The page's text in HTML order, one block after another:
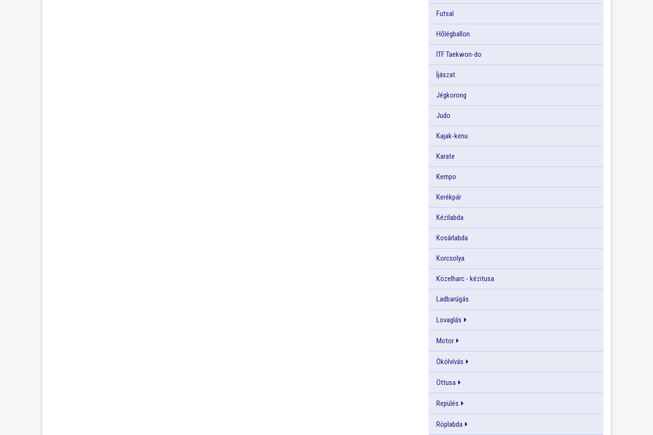
Futsal
Hőlégballon
ITF Taekwon-do
Íjászat
Jégkorong
Judo
Kajak-kenu
Karate
Kempo
Kerékpár
Kézilabda
Kosárlabda
Korcsolya
Közelharc - kézitusa
Ladbarúgás
Lovaglás
Motor
Ökölvívás
Öttusa
Repülés
Röplabda